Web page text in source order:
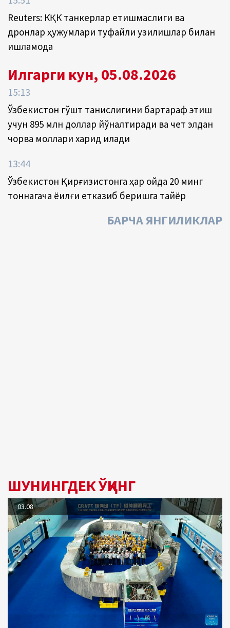
Reuters: КҚК танкерлар етишмаслиги ва
дронлар ҳужумлари туфайли узилишлар билан
ишламоқда
Илгарги кун, 05.08.2026
15:13
Ўзбекистон гўшт танқислигини бартараф этиш
учун 895 млн доллар йўналтиради ва чет элдан
чорва моллари харид қилади
13:44
Ўзбекистон Қирғизистонга ҳар ойда 20 минг
тоннагача ёқилғи етказиб беришга тайёр
БАРЧА ЯНГИЛИКЛАР
ШУНИНГДЕК ЎҚИНГ
03.08